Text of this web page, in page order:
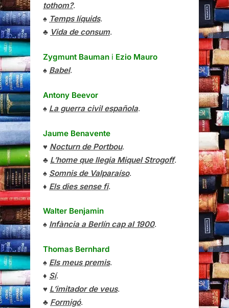
tothom?.
♠ Temps líquids.
♣ Vida de consum.
Zygmunt Bauman i Ezio Mauro
♠ Babel.
Antony Beevor
♠ La guerra civil española.
Jaume Benavente
♥ Nocturn de Portbou.
♣ L’home que llegia Miquel Strogoff.
♠ Somnis de Valparaíso.
♦ Els dies sense fi.
Walter Benjamin
♠ Infància a Berlín cap al 1900.
Thomas Bernhard
♠ Els meus premis.
♦ Sí.
♥ L’imitador de veus.
♣ Formigó.